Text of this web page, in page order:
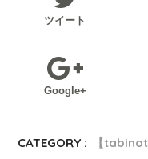
ツイート
Google+
CATEGORY : 【